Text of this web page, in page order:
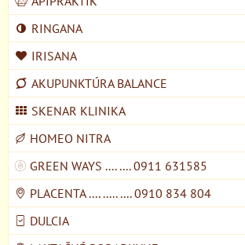
RINGANA
IRISANA
AKUPUNKTÚRA BALANCE
SKENAR KLINIKA
HOMEO NITRA
GREEN WAYS .... .... 0911 631585
PLACENTA .... ..... .... 0910 834 804
DULCIA